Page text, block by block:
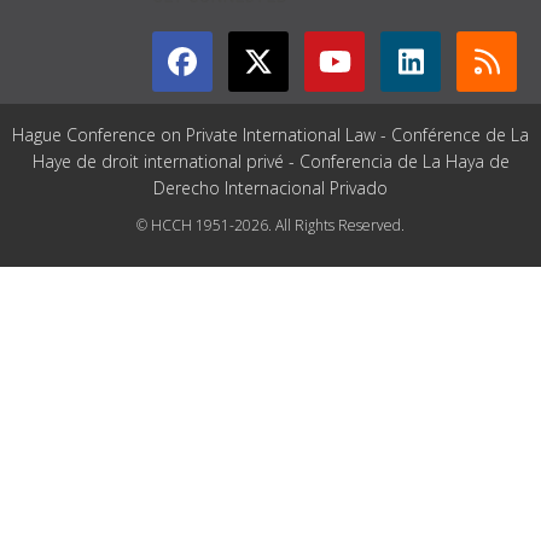
Hague Conference on Private International Law - Conférence de La
Haye de droit international privé - Conferencia de La Haya de
Derecho Internacional Privado
© HCCH 1951-2026. All Rights Reserved.